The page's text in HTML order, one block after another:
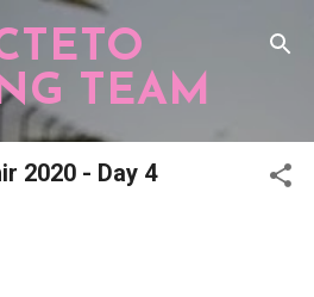
o conteúdo principal
TEAM
2020 - Day 4